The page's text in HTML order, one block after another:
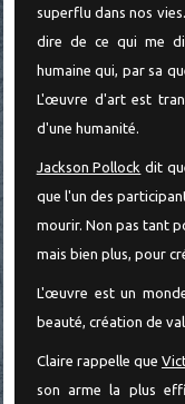
superflu dans nos
dire de ce qui me
humaine qui, par sa
L'œuvre d'art est
d'une humanité.
Jackson Pollock dit
que l'un des
mourir. Non pas tant
mais bien plus, pour
L'œuvre est un
beauté, création de
Claire rappelle que
son arme la plus